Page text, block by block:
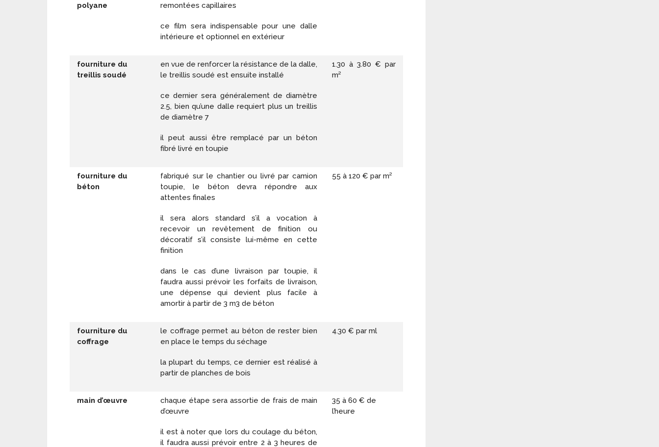
polyane
remontées capillaires
ce film sera indispensable pour une dalle
intérieure et optionnel en extérieur
fourniture du
treillis soudé
en vue de renforcer la résistance de la dalle,
le treillis soudé est ensuite installé
ce dernier sera généralement de diamètre
2.5, bien qu’une dalle requiert plus un treillis
de diamètre 7
il peut aussi être remplacé par un béton
fibré livré en toupie
1.30 à 3.80 € par
m²
fourniture du
béton
fabriqué sur le chantier ou livré par camion
toupie, le béton devra répondre aux
attentes finales
il sera alors standard s’il a vocation à
recevoir un revêtement de finition ou
décoratif s’il consiste lui-même en cette
finition
dans le cas d’une livraison par toupie, il
faudra aussi prévoir les forfaits de livraison,
une dépense qui devient plus facile à
amortir à partir de 3 m3 de béton
55 à 120 € par m²
fourniture du
coffrage
le coffrage permet au béton de rester bien
en place le temps du séchage
la plupart du temps, ce dernier est réalisé à
partir de planches de bois
4.30 € par ml
main d’œuvre
chaque étape sera assortie de frais de main
d’œuvre
il est à noter que lors du coulage du béton,
il faudra aussi prévoir entre 2 à 3 heures de
35 à 60 € de
l’heure